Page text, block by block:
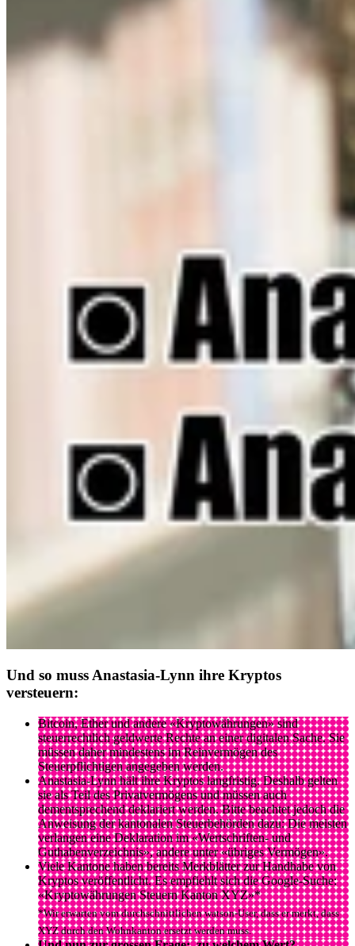
Und so muss Anastasia-Lynn ihre Kryptos
versteuern:
Bitcoin, Ether und andere «Kryptowährungen» sind
steuerrechtlich geldwerte Rechte an einer digitalen Sache. Sie
müssen daher mindestens im Reinvermögen des
Steuerpflichtigen angegeben werden.
Anastasia-Lynn hält ihre Kryptos langfristig. Deshalb gelten
sie als Teil des Privatvermögens und müssen auch
dementsprechend deklariert werden. Bitte beachtet jedoch die
Anweisung der kantonalen Steuerbehörden dazu: Die meisten
verlangen eine Deklaration im «Wertschriften- und
Guthabenverzeichnis», andere unter «übriges Vermögen».
Viele Kantone haben bereits Merkblätter zur Handhabe von
Kryptos veröffentlicht. Es empfiehlt sich die Google-Suche:
«Kryptowährungen Steuern Kanton XYZ»*
*Wir erwarten vom durchschnittlichen watson-User, dass er merkt, dass
XYZ durch den Wohnkanton ersetzt werden muss.